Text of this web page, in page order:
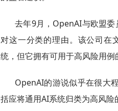
去年9月，OpenAI与欧盟
对这一分类的理由。该公司在
统，但它拥有可用于高风险用例
OpenAI的游说似乎在很大
括应将通用AI系统归类为高风险